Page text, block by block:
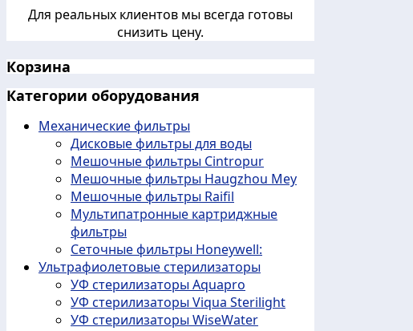
Для реальных клиентов мы всегда готовы
снизить цену.
Корзина
Категории оборудования
Механические фильтры
Дисковые фильтры для воды
Мешочные фильтры Cintropur
Мешочные фильтры Haugzhou Mey
Мешочные фильтры Raifil
Мультипатронные картриджные
фильтры
Сеточные фильтры Honeywell:
Ультрафиолетовые стерилизаторы
УФ стерилизаторы Aquapro
УФ стерилизаторы Viqua Sterilight
УФ стерилизаторы WiseWater